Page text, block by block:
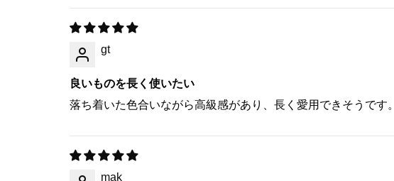
gt
良いものを長く使いたい
落ち着いた色合いながら高級感があり、長く愛用できそうです。
mak